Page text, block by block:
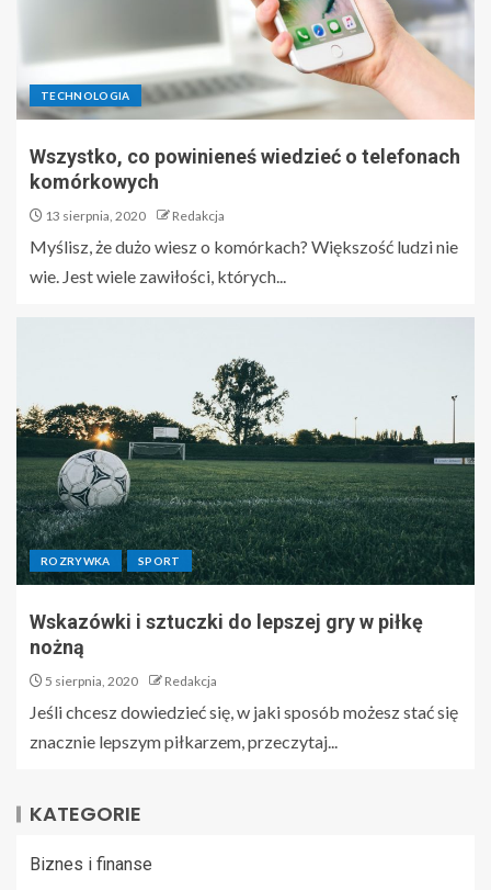
TECHNOLOGIA
Wszystko, co powinieneś wiedzieć o telefonach
komórkowych
13 sierpnia, 2020 Redakcja
Myślisz, że dużo wiesz o komórkach? Większość ludzi nie
wie. Jest wiele zawiłości, których...
ROZRYWKA SPORT
Wskazówki i sztuczki do lepszej gry w piłkę
nożną
5 sierpnia, 2020 Redakcja
Jeśli chcesz dowiedzieć się, w jaki sposób możesz stać się
znacznie lepszym piłkarzem, przeczytaj...
KATEGORIE
Biznes i finanse